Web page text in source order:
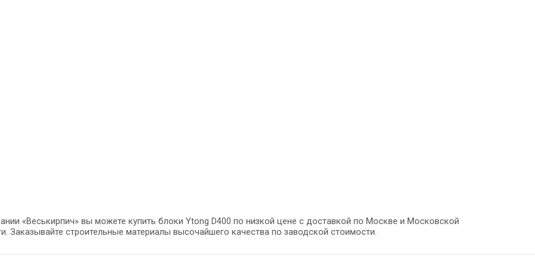
«Веськирпич» вы можете купить блоки Ytong D400 по низкой цене с доставкой по Москве и Московской
Заказывайте строительные материалы высочайшего качества по заводской стоимости.